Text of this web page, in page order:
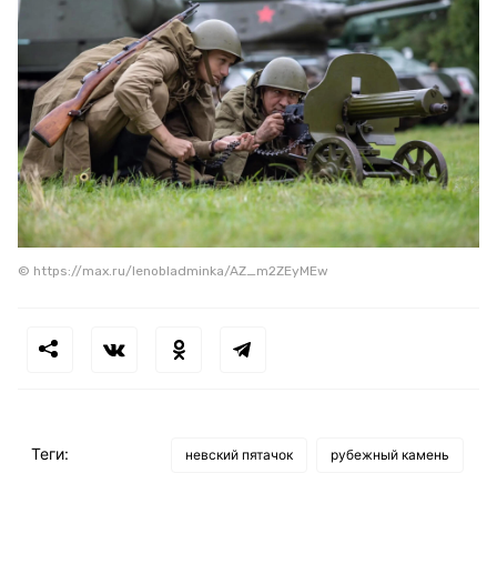
© https://max.ru/lenobladminka/AZ_m2ZEyMEw
Теги: невский пятачок рубежный камень